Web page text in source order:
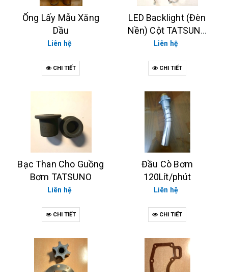
Ống Lấy Mẫu Xăng
Dầu
Liên hệ
CHI TIẾT
LED Backlight (Đèn
Nền) Cột TATSUNO
NEO
Liên hệ
CHI TIẾT
Bạc Than Cho Guồng
Bơm TATSUNO
Liên hệ
CHI TIẾT
Đầu Cò Bơm
120Lít/phút
Liên hệ
CHI TIẾT